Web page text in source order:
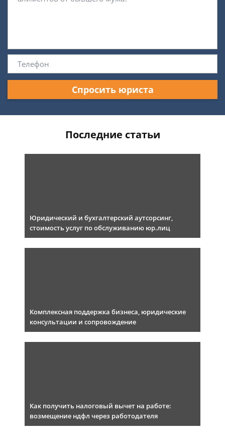
Спросить юриста
Последние статьи
Юридический и бухгалтерский аутсорсинг,
стоимость услуг по обслуживанию юр.лиц
Комплексная поддержка бизнеса, юридические
консультации и сопровождение
Как получить налоговый вычет на работе:
возмещение ндфл через работодателя